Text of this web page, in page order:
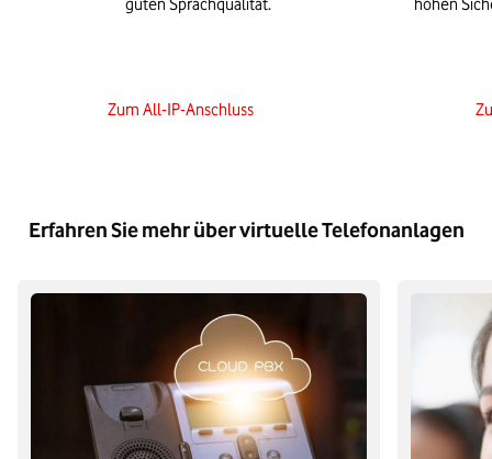
guten Sprachqualität.
Zum All-IP-Anschluss
hohen
Erfahren Sie mehr über virtuelle Telefonanlagen